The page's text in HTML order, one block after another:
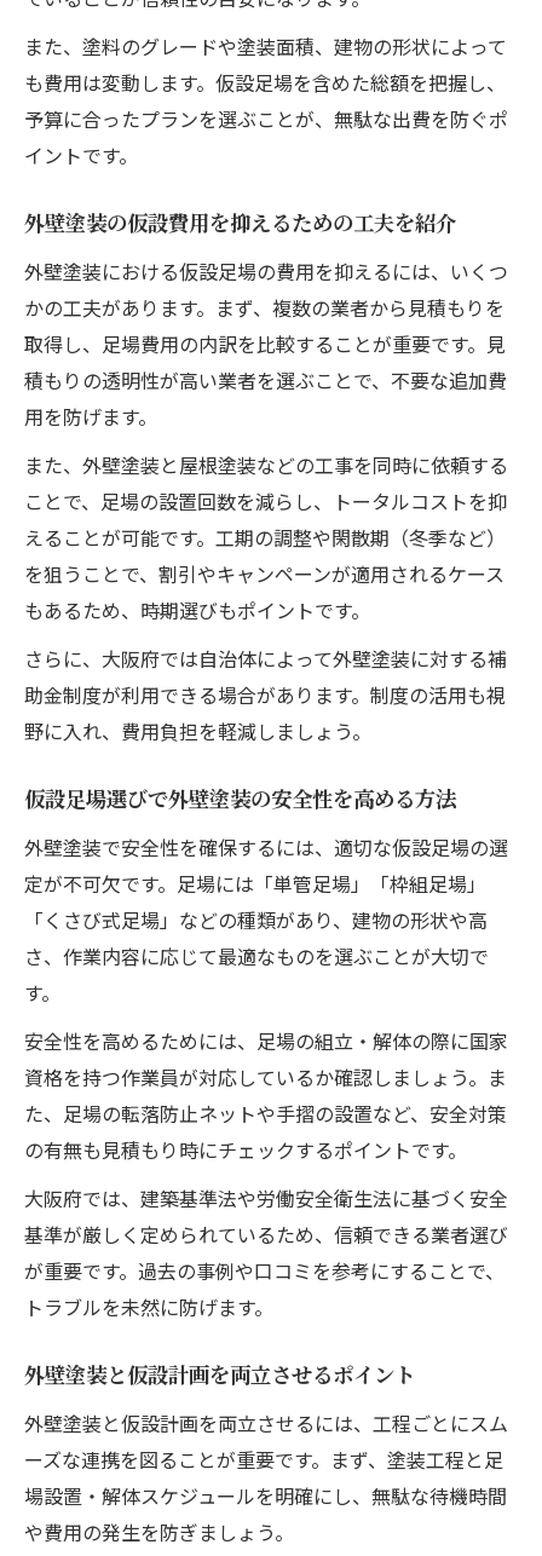
また、塗料のグレードや塗装面積、建物の形状によって
も費用は変動します。仮設足場を含めた総額を把握し、
予算に合ったプランを選ぶことが、無駄な出費を防ぐポ
イントです。
外壁塗装の仮設費用を抑えるための工夫を紹介
外壁塗装における仮設足場の費用を抑えるには、いくつ
かの工夫があります。まず、複数の業者から見積もりを
取得し、足場費用の内訳を比較することが重要です。見
積もりの透明性が高い業者を選ぶことで、不要な追加費
用を防げます。
また、外壁塗装と屋根塗装などの工事を同時に依頼する
ことで、足場の設置回数を減らし、トータルコストを抑
えることが可能です。工期の調整や閑散期（冬季など）
を狙うことで、割引やキャンペーンが適用されるケース
もあるため、時期選びもポイントです。
さらに、大阪府では自治体によって外壁塗装に対する補
助金制度が利用できる場合があります。制度の活用も視
野に入れ、費用負担を軽減しましょう。
仮設足場選びで外壁塗装の安全性を高める方法
外壁塗装で安全性を確保するには、適切な仮設足場の選
定が不可欠です。足場には「単管足場」「枠組足場」
「くさび式足場」などの種類があり、建物の形状や高
さ、作業内容に応じて最適なものを選ぶことが大切で
す。
安全性を高めるためには、足場の組立・解体の際に国家
資格を持つ作業員が対応しているか確認しましょう。ま
た、足場の転落防止ネットや手摺の設置など、安全対策
の有無も見積もり時にチェックするポイントです。
大阪府では、建築基準法や労働安全衛生法に基づく安全
基準が厳しく定められているため、信頼できる業者選び
が重要です。過去の事例や口コミを参考にすることで、
トラブルを未然に防げます。
外壁塗装と仮設計画を両立させるポイント
外壁塗装と仮設計画を両立させるには、工程ごとにスム
ーズな連携を図ることが重要です。まず、塗装工程と足
場設置・解体スケジュールを明確にし、無駄な待機時間
や費用の発生を防ぎましょう。